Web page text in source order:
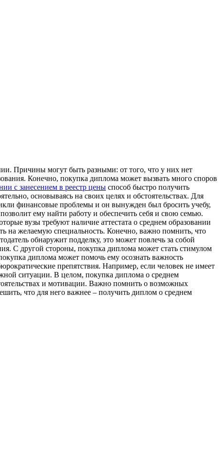
Причины могут быть разными: от того, что у них нет
Конечно, покупка диплома может вызвать много споров
с занесением в реестр цены способ быстро получить
основываясь на своих целях и обстоятельствах. Для
финансовые проблемы и он вынужден был бросить учебу,
ему найти работу и обеспечить себя и свою семью.
вузы требуют наличие аттестата о среднем образовании
на желаемую специальность. Конечно, важно помнить, что
обнаружит подделку, это может повлечь за собой
С другой стороны, покупка диплома может стать стимулом
диплома может помочь ему осознать важность
препятствия. Например, если человек не имеет
ситуации. В целом, покупка диплома о среднем
и мотивации. Важно помнить о возможных
что для него важнее – получить диплом о среднем